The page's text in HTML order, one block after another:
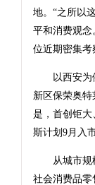
地。“之所以
平和消费观念
位近期密集考
以西安为例
新区保荣奥
是，首创钜大
斯计划9月入
从城市规模
社会消费品零